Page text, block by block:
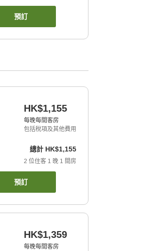
預訂
HK$1,155
每晚每間客房
包括稅項及其他費用
總計 HK$1,155
2 位住客 1 晚 1 間房
預訂
HK$1,359
每晚每間客房